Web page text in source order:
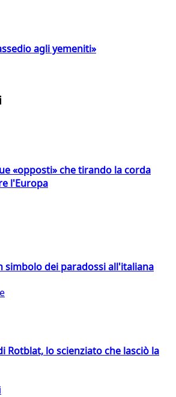
agli yemeniti»
«opposti» che tirando la corda
l'Europa
simbolo dei paradossi all'italiana
Rotblat, lo scienziato che lasciò la